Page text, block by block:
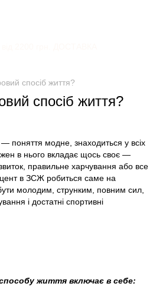
від 2200 грн. ДОСТАВКА
спосіб життя?
спосіб життя?
— поняття модне, знаходиться у всіх
в нього вкладає щось своє —
правильне харчування або все
в ЗСЖ робиться саме на
молодим, струнким, повним сил,
і достатні спортивні
життя включає в себе: